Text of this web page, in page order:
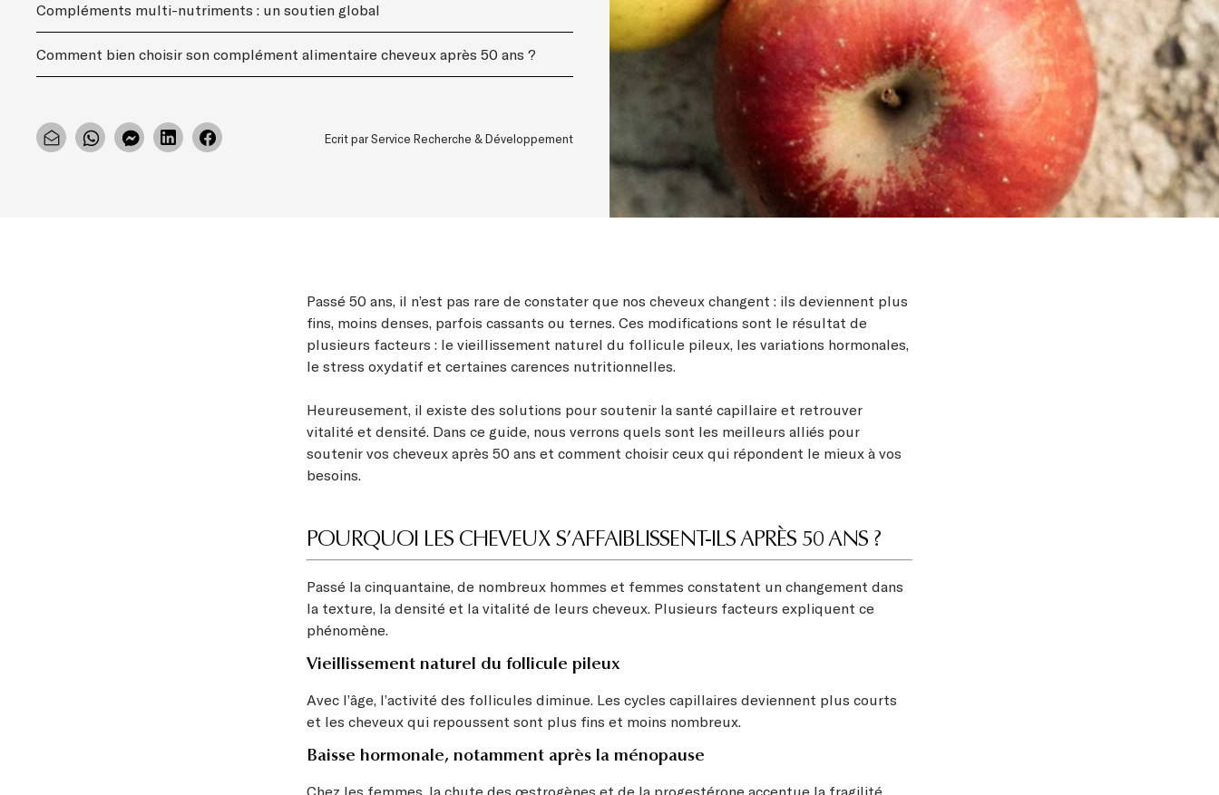
Compléments multi-nutriments : un soutien global
Comment bien choisir son complément alimentaire cheveux après 50 ans ?
Ecrit par Service Recherche & Développement
Passé 50 ans, il n’est pas rare de constater que nos cheveux changent : ils deviennent plus
fins, moins denses, parfois cassants ou ternes. Ces modifications sont le résultat de
plusieurs facteurs : le vieillissement naturel du follicule pileux, les variations hormonales,
le stress oxydatif et certaines carences nutritionnelles.
Heureusement, il existe des solutions pour soutenir la santé capillaire et retrouver
vitalité et densité. Dans ce guide, nous verrons quels sont les meilleurs alliés pour
soutenir vos cheveux après 50 ans et comment choisir ceux qui répondent le mieux à vos
besoins.
POURQUOI LES CHEVEUX S’AFFAIBLISSENT-ILS APRÈS 50 ANS ?
Passé la cinquantaine, de nombreux hommes et femmes constatent un changement dans
la texture, la densité et la vitalité de leurs cheveux. Plusieurs facteurs expliquent ce
phénomène.
Vieillissement naturel du follicule pileux
Avec l’âge, l’activité des follicules diminue. Les cycles capillaires deviennent plus courts
et les cheveux qui repoussent sont plus fins et moins nombreux.
Baisse hormonale, notamment après la ménopause